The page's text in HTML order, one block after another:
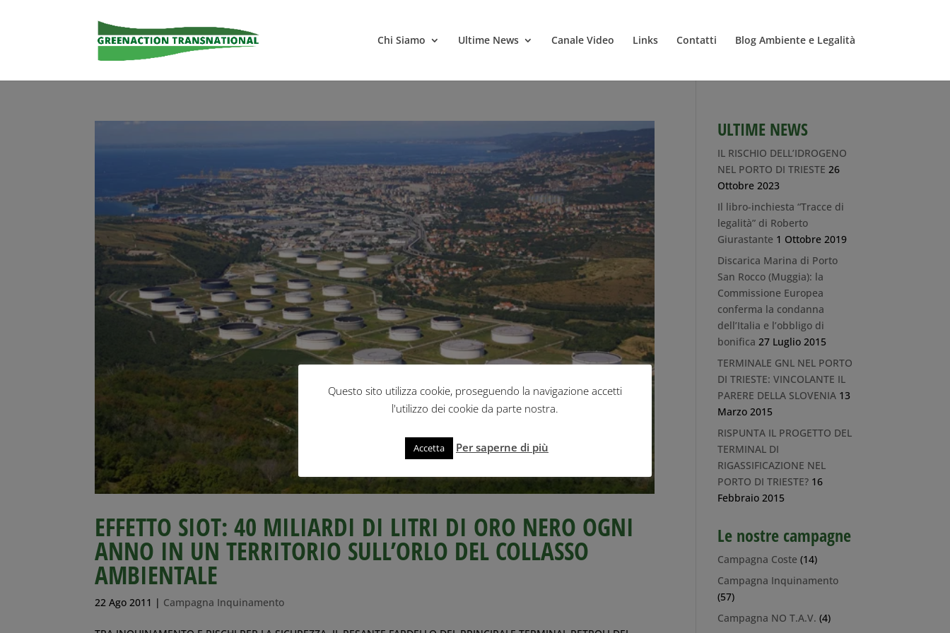
Chi Siamo Ultime News Canale Video Links Contatti Blog Ambiente e Legalità
EFFETTO SIOT: 40 MILIARDI DI LITRI DI ORO NERO OGNI
ANNO IN UN TERRITORIO SULL’ORLO DEL COLLASSO
AMBIENTALE
22 Ago 2011 | Campagna Inquinamento
ULTIME NEWS
IL RISCHIO DELL’IDROGENO
NEL PORTO DI TRIESTE 26
Ottobre 2023
Il libro-inchiesta “Tracce di
legalità” di Roberto
Giurastante 1 Ottobre 2019
Discarica Marina di Porto
San Rocco (Muggia): la
Commissione Europea
conferma la condanna
dell’Italia e l’obbligo di
bonifica 27 Luglio 2015
TERMINALE GNL NEL PORTO
DI TRIESTE: VINCOLANTE IL
PARERE DELLA SLOVENIA 13
Marzo 2015
RISPUNTA IL PROGETTO DEL
TERMINAL DI
RIGASSIFICAZIONE NEL
PORTO DI TRIESTE? 16
Febbraio 2015
Le nostre campagne
Campagna Coste (14)
Campagna Inquinamento
(57)
Campagna NO T.A.V. (4)
Questo sito utilizza cookie, proseguendo la navigazione accetti
l'utilizzo dei cookie da parte nostra.
Accetta Per saperne di più